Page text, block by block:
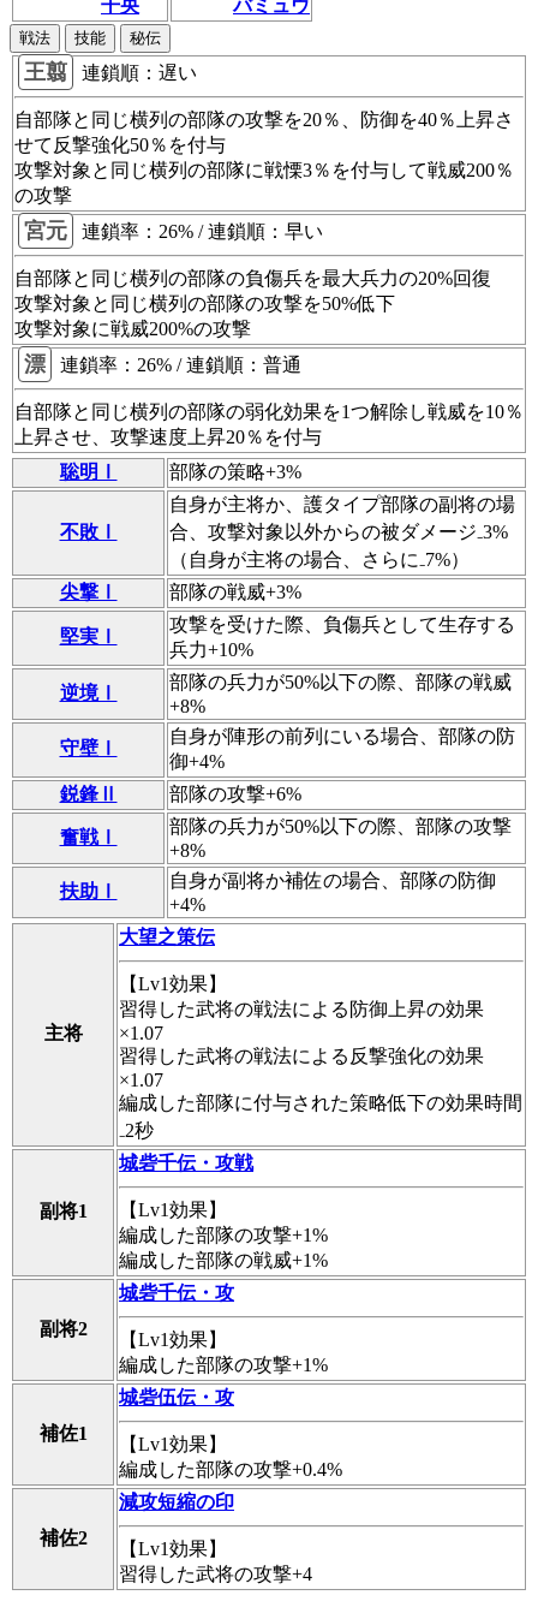
干央 バミュウ
戦法 技能 秘伝
王翦 連鎖順： 遅い
自部隊と同じ横列の部隊の攻撃を20％、防御を40％上昇さ
せて 反撃強化50％を付与
攻撃対象と同じ横列の部隊に戦慄3％を付与して戦威200％
の攻撃
宮元 連鎖率： 26% / 連鎖順： 早い
自部隊と同じ横列の部隊の負傷兵を最大兵力の20%回復
攻撃対象と同じ横列の部隊の攻撃を50%低下
攻撃対象に戦威200%の攻撃
漂 連鎖率： 26% / 連鎖順： 普通
自部隊と同じ横列の部隊の弱化効果を1つ解除し戦威を10％
上昇させ、攻撃速度上昇20％を付与
聡明Ⅰ
部隊の策略+3%
不敗Ⅰ
自身が主将か、護タイプ部隊の副将の場
合、攻撃対象以外からの被ダメージ₋3%
（自身が主将の場合、さらに₋7%）
尖撃Ⅰ
部隊の戦威+3%
堅実Ⅰ
攻撃を受けた際、負傷兵として生存する
兵力+10%
逆境Ⅰ
部隊の兵力が50%以下の際、部隊の戦威
+8%
守壁Ⅰ
自身が陣形の前列にいる場合、部隊の防
御+4%
鋭鋒Ⅱ
部隊の攻撃+6%
奮戦Ⅰ
部隊の兵力が50%以下の際、部隊の攻撃
+8%
扶助Ⅰ
自身が副将か補佐の場合、部隊の防御
+4%
主将
大望之策伝
【Lv1効果】
習得した武将の戦法による防御上昇の効果
×1.07
習得した武将の戦法による反撃強化の効果
×1.07
編成した部隊に付与された策略低下の効果時間
₋2秒
副将1
城砦千伝・攻戦
【Lv1効果】
編成した部隊の攻撃+1%
編成した部隊の戦威+1%
副将2
城砦千伝・攻
【Lv1効果】
編成した部隊の攻撃+1%
補佐1
城砦伍伝・攻
【Lv1効果】
編成した部隊の攻撃+0.4%
補佐2
減攻短縮の印
【Lv1効果】
習得した武将の攻撃+4